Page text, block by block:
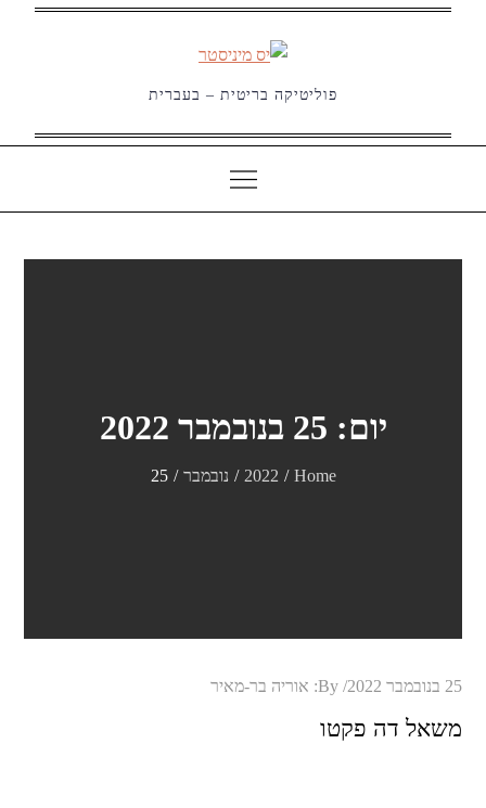
פוליטיקה בריטית – בעברית
יום: 25 בנובמבר 2022
Home
2022 נובמבר 25
Posted
25 בנובמבר 2022 By: אוריה בר-מאיר
משאל דה פקטו